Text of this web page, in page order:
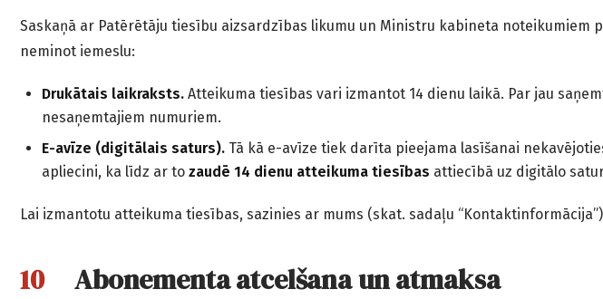
Saskaņā ar Patērētāju tiesību aizsardzības likumu un Ministru kabineta
neminot iemeslu:
Drukātais laikraksts. Atteikuma tiesības vari izmantot 14 dienu laikā. Par jau
nesaņemtajiem numuriem.
E-avīze (digitālais saturs). Tā kā e-avīze tiek darīta pieejama lasīšanai
apliecini, ka līdz ar to zaudē 14 dienu atteikuma tiesības attiecībā uz digitālo
Lai izmantotu atteikuma tiesības, sazinies ar mums (skat. sadaļu
Abonementa atcelšana un atmaksa